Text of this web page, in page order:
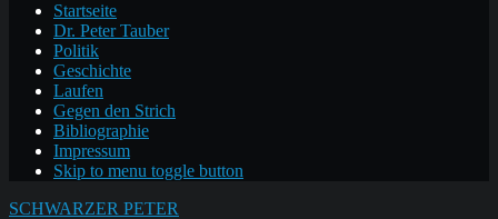
Startseite
Dr. Peter Tauber
Politik
Geschichte
Laufen
Gegen den Strich
Bibliographie
Impressum
Skip to menu toggle button
SCHWARZER PETER